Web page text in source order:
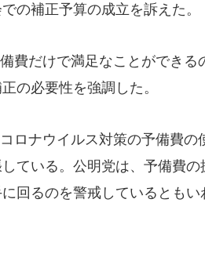
の補正予算の成立を訴えた。
費だけで満足なことができる
の必要性を強調した。
ロナウイルス対策の予備費の
ている。公明党は、予備費の
回るのを警戒しているともい